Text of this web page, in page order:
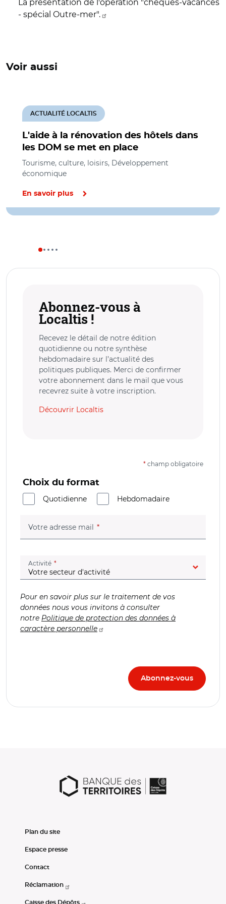
La présentation de l'opération "chèques-vacances
- spécial Outre-mer".
Voir aussi
L'aide à la rénovation des hôtels dans
les DOM se met en place
ACTUALITÉ LOCALTIS
Tourisme, culture, loisirs, Développement
économique
En savoir plus
Abonnez-vous à
Localtis !
Recevez le détail de notre édition
quotidienne ou notre synthèse
hebdomadaire sur l’actualité des
politiques publiques. Merci de confirmer
votre abonnement dans le mail que vous
recevrez suite à votre inscription.
Découvrir Localtis
* champ obligatoire
Choix du format
Quotidienne
Hebdomadaire
Votre adresse mail (champ obligatoire)
Activité (champ obligatoire)
Pour en savoir plus sur le traitement de vos
données nous vous invitons à consulter
notre Politique de protection des données à
caractère personnelle
Plan du site
Espace presse
Contact
Réclamation
Caisse des Dépôts